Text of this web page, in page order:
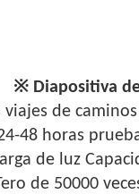
※ Diapositiva
viajes de
48 horas
de luz
de 50000